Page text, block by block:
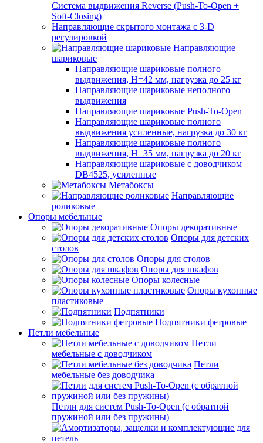
Система выдвижения Reverse (Push-To-Open +
Soft-Closing)
Направляющие скрытого монтажа с 3-D
регулировкой
Направляющие
шариковые
Направляющие шариковые полного
выдвижения, H=42 мм, нагрузка до 25 кг
Направляющие шариковые неполного
выдвижения
Направляющие шариковые Push-To-Open
Направляющие шариковые полного
выдвижения усиленные, нагрузка до 30 кг
Направляющие шариковые полного
выдвижения, H=35 мм, нагрузка до 20 кг
Направляющие шариковые с доводчиком
DB4525, усиленные
Метабоксы
Направляющие
роликовые
Опоры мебельные
Опоры декоративные
Опоры для детских
столов
Опоры для столов
Опоры для шкафов
Опоры колесные
Опоры кухонные
пластиковые
Подпятники
Подпятники фетровые
Петли мебельные
Петли
мебельные с доводчиком
Петли
мебельные без доводчика
Петли для систем Push-To-Open (с обратной
пружиной или без пружины)